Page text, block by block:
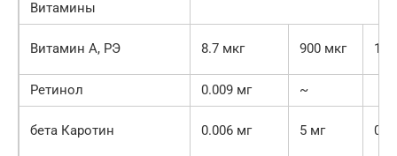
Витамины
Витамин А, РЭ 8.7 мкг 900 мкг 1%
Ретинол 0.009 мг ~
бета Каротин 0.006 мг 5 мг